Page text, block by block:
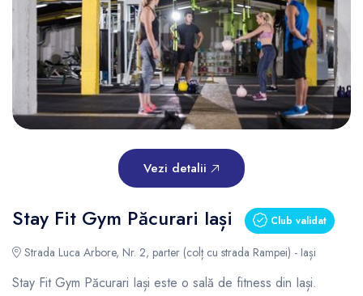
Vezi detalii
Stay Fit Gym Păcurari Iași Club validat
Strada Luca Arbore, Nr. 2, parter (colț cu strada Rampei) - Iași
Stay Fit Gym Păcurari Iași este o sală de fitness din Iași.